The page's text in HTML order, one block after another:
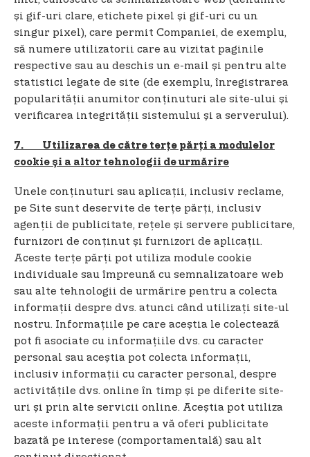
și gif-uri clare, etichete pixel și gif-uri cu un
singur pixel), care permit Companiei, de exemplu,
să numere utilizatorii care au vizitat paginile
respective sau au deschis un e-mail și pentru alte
statistici legate de site (de exemplu, înregistrarea
popularității anumitor conținuturi ale site-ului și
verificarea integrității sistemului și a serverului).
7. Utilizarea de către terțe părți a modulelor
cookie și a altor tehnologii de urmărire
Unele conținuturi sau aplicații, inclusiv reclame,
pe Site sunt deservite de terțe părți, inclusiv
agenții de publicitate, rețele și servere publicitare,
furnizori de conținut și furnizori de aplicații.
Aceste terțe părți pot utiliza module cookie
individuale sau împreună cu semnalizatoare web
sau alte tehnologii de urmărire pentru a colecta
informații despre dvs. atunci când utilizați site-ul
nostru. Informațiile pe care aceștia le colectează
pot fi asociate cu informațiile dvs. cu caracter
personal sau aceștia pot colecta informații,
inclusiv informații cu caracter personal, despre
activitățile dvs. online în timp și pe diferite site-
uri și prin alte servicii online. Aceștia pot utiliza
aceste informații pentru a vă oferi publicitate
bazată pe interese (comportamentală) sau alt